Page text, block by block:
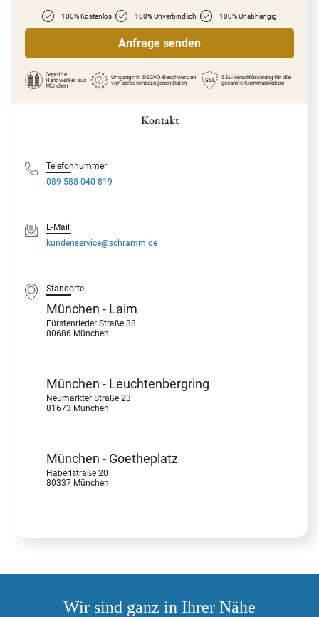
100% Kostenlos 100% Unverbindlich 100% Unabhängig
Geprüfte
Handwerker aus
München
Umgang mit DSGVO-Beschwerden
von personenbezogenen Daten
SSL
SSL-Verschlüsselung für die
gesamte Kommunikation
Kontakt
Telefonnummer
089 588 040 819
E-Mail
kundenservice@schramm.de
Standorte
München - Laim
Fürstenrieder Straße 38
80686 München
München - Leuchtenbergring
Neumarkter Straße 23
81673 München
München - Goetheplatz
Häberlstraße 20
80337 München
Wir sind ganz in Ihrer Nähe